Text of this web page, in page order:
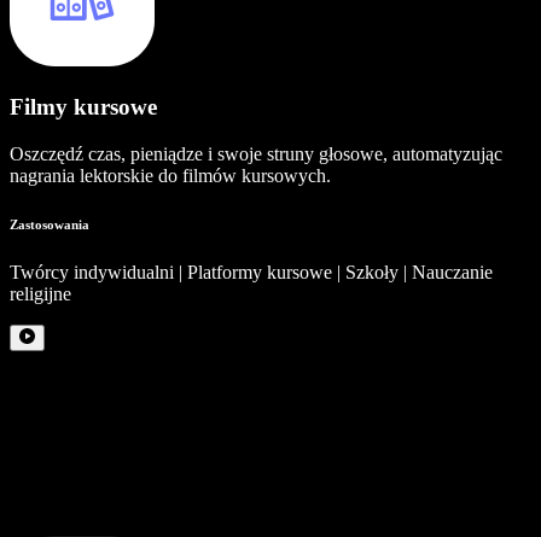
Filmy kursowe
Oszczędź czas, pieniądze i swoje struny głosowe, automatyzując
nagrania lektorskie do filmów kursowych.
Zastosowania
Twórcy indywidualni | Platformy kursowe | Szkoły | Nauczanie
religijne